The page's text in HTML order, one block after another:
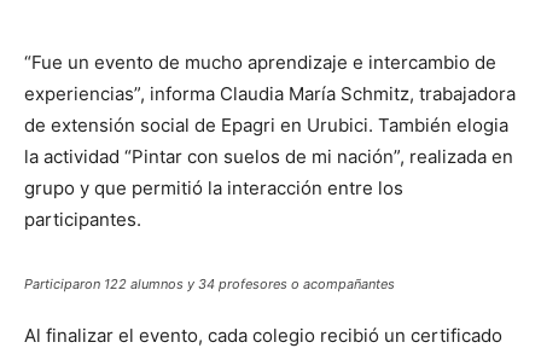
“Fue un evento de mucho aprendizaje e intercambio de
experiencias”, informa Claudia María Schmitz, trabajadora
de extensión social de Epagri en Urubici. También elogia
la actividad “Pintar con suelos de mi nación”, realizada en
grupo y que permitió la interacción entre los
participantes.
Participaron 122 alumnos y 34 profesores o acompañantes
Al finalizar el evento, cada colegio recibió un certificado